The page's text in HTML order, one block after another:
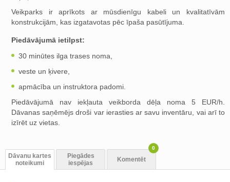
Veikparks ir aprīkots ar mūsdienīgu kabeli un kvalitatīvām
konstrukcijām, kas izgatavotas pēc īpaša pasūtījuma.
Piedāvājumā ietilpst:
30 minūtes ilga trases noma,
veste un ķivere,
apmācība un instruktora padomi.
Piedāvājumā nav iekļauta veikborda dēļa noma 5 EUR/h.
Dāvanas saņēmējs droši var ierasties ar savu inventāru, vai arī to
izīrēt uz vietas.
Dāvanu kartes
noteikumi
Piegādes
iespējas
Komentēt
0